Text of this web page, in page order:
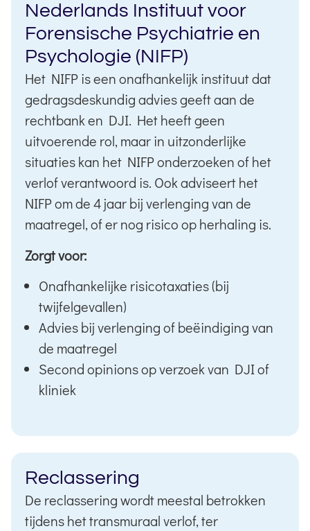
Nederlands Instituut voor
Forensische Psychiatrie en
Psychologie (NIFP)
Het NIFP is een onafhankelijk instituut dat
gedragsdeskundig advies geeft aan de
rechtbank en DJI. Het heeft geen
uitvoerende rol, maar in uitzonderlijke
situaties kan het NIFP onderzoeken of het
verlof verantwoord is. Ook adviseert het
NIFP om de 4 jaar bij verlenging van de
maatregel, of er nog risico op herhaling is.
Zorgt voor:
Onafhankelijke risicotaxaties (bij
twijfelgevallen)
Advies bij verlenging of beëindiging van
de maatregel
Second opinions op verzoek van DJI of
kliniek
Reclassering
De reclassering wordt meestal betrokken
tijdens het transmuraal verlof, ter